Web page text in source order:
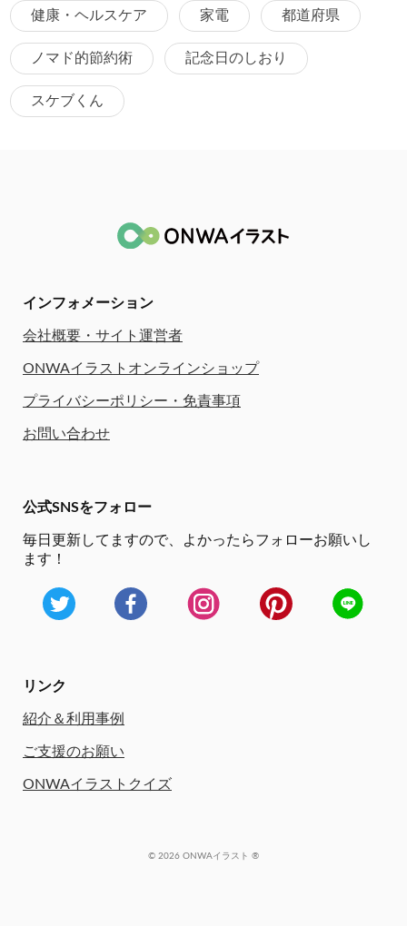
健康・ヘルスケア 家電 都道府県
ノマド的節約術 記念日のしおり
スケブくん
インフォメーション
会社概要・サイト運営者
ONWAイラストオンラインショップ
プライバシーポリシー・免責事項
お問い合わせ
公式SNSをフォロー
毎日更新してますので、
よかったらフォローお願いし
ます！
リンク
紹介＆利用事例
ご支援のお願い
ONWAイラストクイズ
© 2026 ONWAイラスト ®